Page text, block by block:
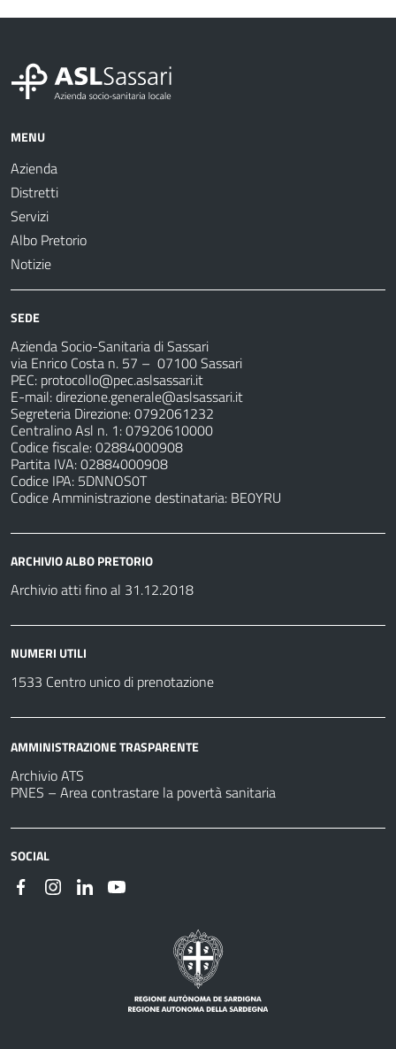
MENU
Azienda
Distretti
Servizi
Albo Pretorio
Notizie
SEDE
Azienda Socio-Sanitaria di Sassari
via Enrico Costa n. 57 – 07100 Sassari
PEC: protocollo@pec.aslsassari.it
E-mail:direzione.generale@aslsassari.it
Segreteria Direzione: 0792061232
Centralino Asl n. 1: 07920610000
Codice fiscale: 02884000908
Partita IVA: 02884000908
Codice IPA: 5DNNOS0T
Codice Amministrazione destinataria: BE0YRU
ARCHIVIO ALBO PRETORIO
Archivio atti fino al 31.12.2018
NUMERI UTILI
1533 Centro unico di prenotazione
AMMINISTRAZIONE TRASPARENTE
Archivio ATS
PNES – Area contrastare la povertà sanitaria
SOCIAL